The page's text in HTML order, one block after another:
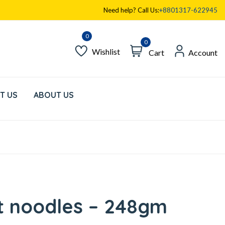
Need help? Call Us:+8801317-622945
Wishlist
0
Cart Account
US ABOUT US
noodles – 248gm